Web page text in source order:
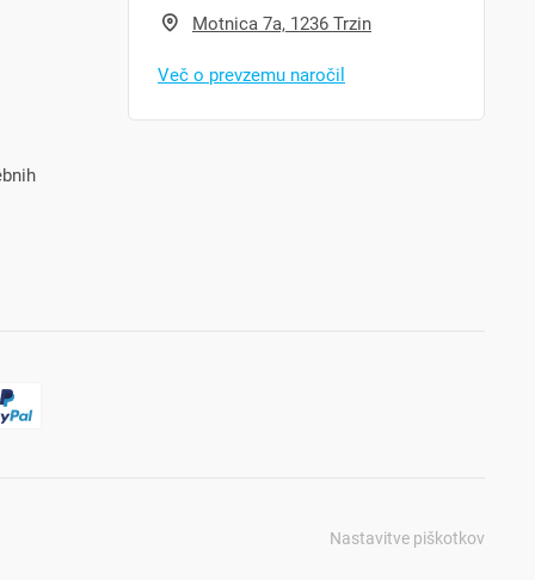
Motnica 7a, 1236 Trzin
Več o prevzemu naročil
Nastavitve piškotkov